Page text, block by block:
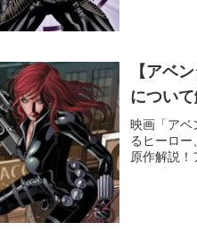
【アベ
について
映画「アベ
るヒーロー
原作解説